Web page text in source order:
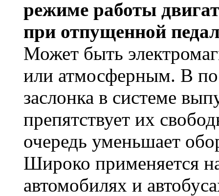
режиме работы
при отпущенной
Может быть
или атмосферным. В
заслонка в системе
препятствует их
очередь уменьшает
Широко применяется
автомобилях и